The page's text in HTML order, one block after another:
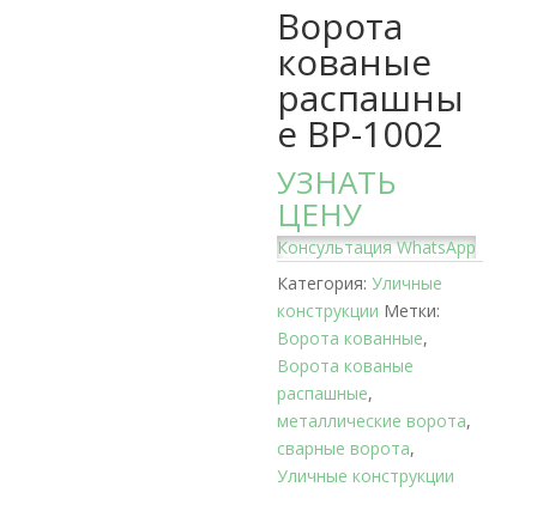
Ворота
кованые
распашны
е ВР-1002
УЗНАТЬ
ЦЕНУ
Консультация WhatsApp
Категория:Уличные
конструкции Метки:
Ворота кованные,
Ворота кованые
распашные,
металлические ворота,
сварные ворота,
Уличные конструкции